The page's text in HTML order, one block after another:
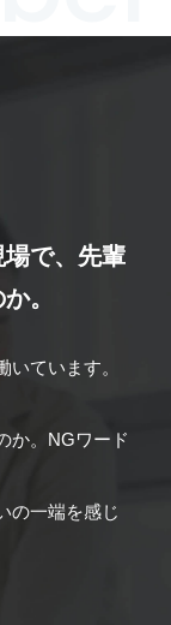
で、 先輩
。
ています。
か。NGワード
の一端を感じ